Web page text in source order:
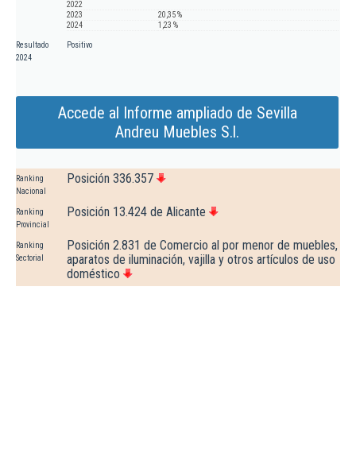
2022
2023
20,35 %
2024
1,23 %
Resultado
2024
Positivo
Accede al Informe ampliado de Sevilla
Andreu Muebles S.l.
Ranking
Nacional
Posición 336.357
Ranking
Provincial
Posición 13.424 de Alicante
Ranking
Sectorial
Posición 2.831 de Comercio al por menor de muebles,
aparatos de iluminación, vajilla y otros artículos de uso
doméstico